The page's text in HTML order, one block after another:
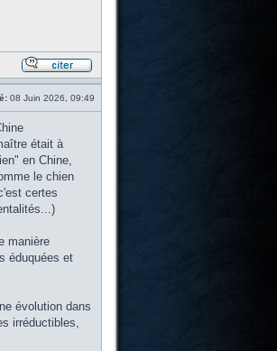
08 Juin 2026, 09:49
était à
en Chine,
le chien
certes
manière
éduquées et
évolution dans
irréductibles,